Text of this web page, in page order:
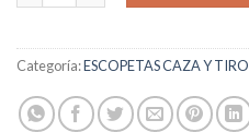
Categoría:ESCOPETAS CAZA Y TIRO